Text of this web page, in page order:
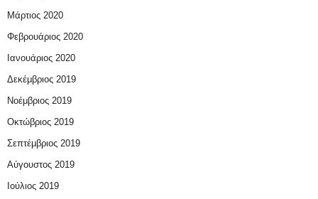
Μάρτιος 2020
Φεβρουάριος 2020
Ιανουάριος 2020
Δεκέμβριος 2019
Νοέμβριος 2019
Οκτώβριος 2019
Σεπτέμβριος 2019
Αύγουστος 2019
Ιούλιος 2019